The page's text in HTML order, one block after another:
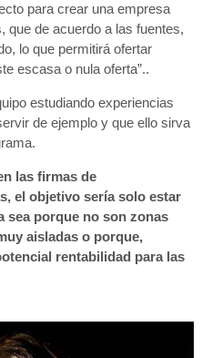
para crear una empresa
que de acuerdo a las fuentes,
lo que permitirá ofertar
escasa o nula oferta”..
estudiando experiencias
de ejemplo y que ello sirva
las firmas de
el objetivo sería solo estar
sea porque no son zonas
aisladas o porque,
rentabilidad para las